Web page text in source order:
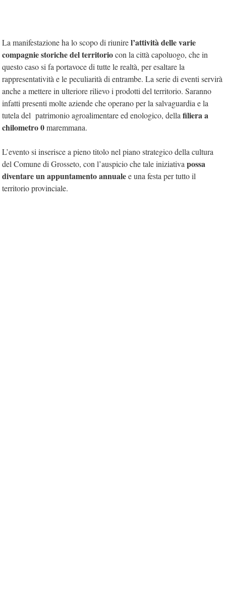
La manifestazione ha lo scopo di riunirel’attività delle varie
compagnie storiche del territoriocon la città capoluogo, che in
questo caso si fa portavoce di tutte le realtà, per esaltare la
rappresentatività e le peculiarità di entrambe. La serie di eventi servirà
anche a mettere in ulteriore rilievo i prodotti del territorio. Saranno
infatti presenti molte aziende che operano per la salvaguardia e la
tutela del patrimonio agroalimentare ed enologico, della filiera a
chilometro 0maremmana.
L’evento si inserisce a pieno titolo nel piano strategico della cultura
del Comune di Grosseto, con l’auspicio che tale iniziativa possa
diventare un appuntamento annualee una festa per tutto il
territorio provinciale.